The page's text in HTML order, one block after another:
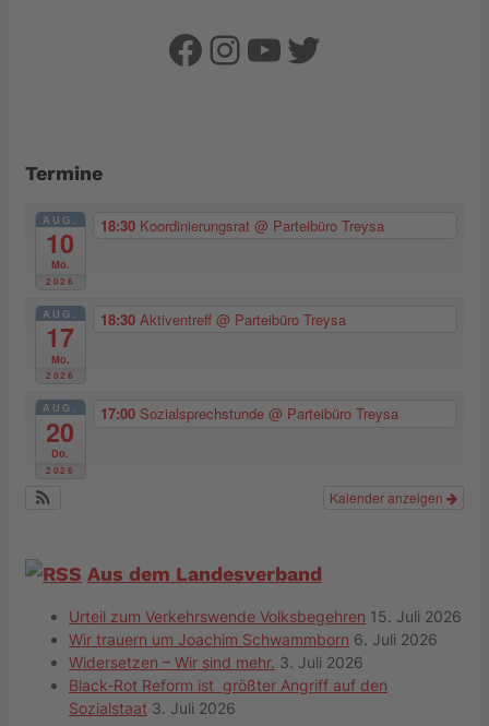
Facebook
Instagram
YouTube
Twitter
Termine
AUG.
10
Mo.
2026
18:30 Koordinierungsrat @ Parteibüro Treysa
AUG.
17
Mo.
2026
18:30 Aktiventreff @ Parteibüro Treysa
AUG.
20
Do.
2026
17:00 Sozialsprechstunde @ Parteibüro Treysa
Kalender anzeigen
Aus dem Landesverband
Urteil zum Verkehrswende Volksbegehren 15. Juli 2026
Wir trauern um Joachim Schwammborn 6. Juli 2026
Widersetzen – Wir sind mehr. 3. Juli 2026
Black-Rot Reform ist größter Angriff auf den
Sozialstaat 3. Juli 2026